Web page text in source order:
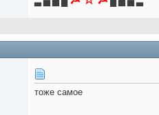
тоже самое